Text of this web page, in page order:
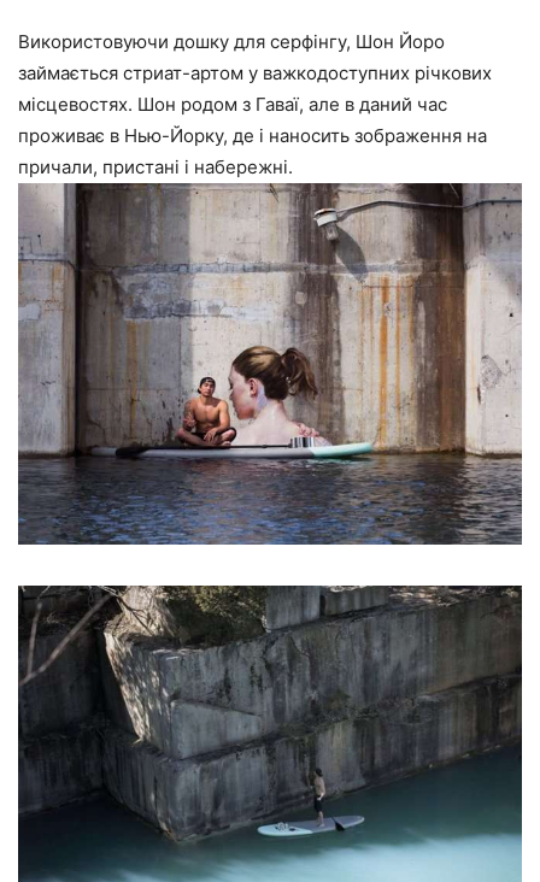
Використовуючи дошку для серфінгу, Шон Йоро
займається стриат-артом у важкодоступних річкових
місцевостях. Шон родом з Гаваї, але в даний час
проживає в Нью-Йорку, де і наносить зображення на
причали, пристані і набережні.